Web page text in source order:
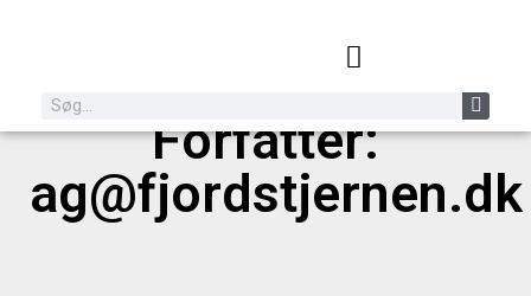
Forfatter:
ag@fjordstjernen.dk